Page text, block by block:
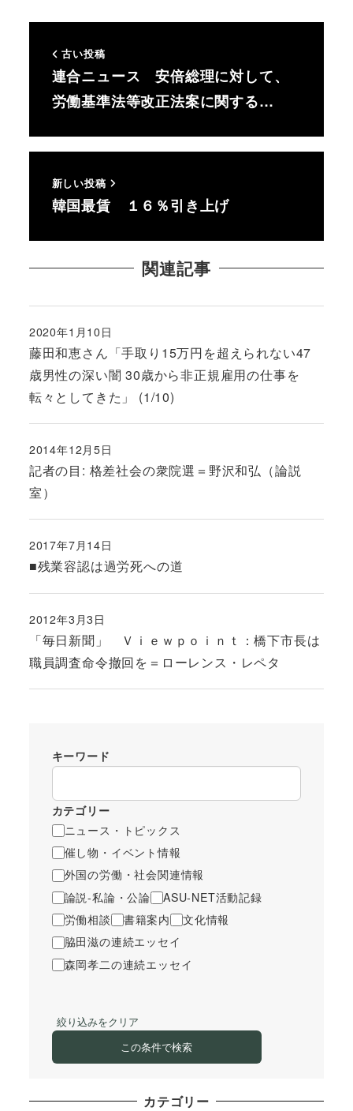
古い投稿
連合ニュース 安倍総理に対して、
労働基準法等改正法案に関する…
新しい投稿
韓国最賃 １６％引き上げ
関連記事
藤田和恵さん「手取り15万円を超えられない47
歳男性の深い闇 30歳から非正規雇用の仕事を
転々としてきた」 (1/10)
投稿日
2020年1月10日
記者の目: 格差社会の衆院選＝野沢和弘（論説
室）
投稿日
2014年12月5日
■残業容認は過労死への道
投稿日
2017年7月14日
「毎日新聞」 Ｖｉｅｗｐｏｉｎｔ：橋下市長は
職員調査命令撤回を＝ローレンス・レペタ
投稿日
2012年3月3日
キーワード
カテゴリー
ニュース・トピックス
催し物・イベント情報
外国の労働・社会関連情報
論説-私論・公論
ASU-NET活動記録
労働相談
書籍案内
文化情報
脇田滋の連続エッセイ
森岡孝二の連続エッセイ
絞り込みをクリア
この条件で検索
カテゴリー